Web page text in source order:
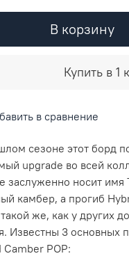
В корзину
Купить в 1
в сравнение
сезоне этот борд
upgrade во всей
заслуженно носит имя
камбер, а прогиб
же, как у других
Известны 3 основных
Camber POP: